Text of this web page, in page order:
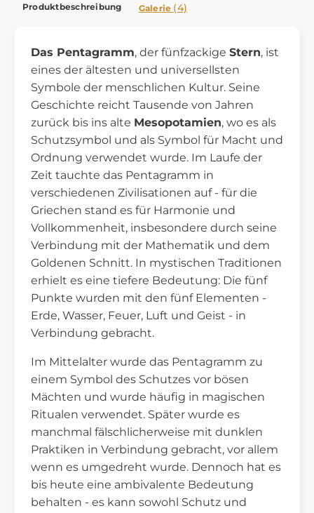
Produktbeschreibung Galerie (4)
Das Pentagramm, der fünfzackige Stern, ist
eines der ältesten und universellsten
Symbole der menschlichen Kultur. Seine
Geschichte reicht Tausende von Jahren
zurück bis ins alte Mesopotamien, wo es als
Schutzsymbol und als Symbol für Macht und
Ordnung verwendet wurde. Im Laufe der
Zeit tauchte das Pentagramm in
verschiedenen Zivilisationen auf - für die
Griechen stand es für Harmonie und
Vollkommenheit, insbesondere durch seine
Verbindung mit der Mathematik und dem
Goldenen Schnitt. In mystischen Traditionen
erhielt es eine tiefere Bedeutung: Die fünf
Punkte wurden mit den fünf Elementen -
Erde, Wasser, Feuer, Luft und Geist - in
Verbindung gebracht.
Im Mittelalter wurde das Pentagramm zu
einem Symbol des Schutzes vor bösen
Mächten und wurde häufig in magischen
Ritualen verwendet. Später wurde es
manchmal fälschlicherweise mit dunklen
Praktiken in Verbindung gebracht, vor allem
wenn es umgedreht wurde. Dennoch hat es
bis heute eine ambivalente Bedeutung
behalten - es kann sowohl Schutz und